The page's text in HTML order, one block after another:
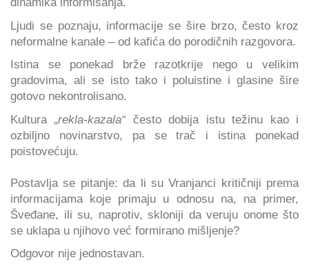
Ljudi se poznaju, informacije se šire brzo, često kroz
neformalne kanale – od kafića do porodičnih razgovora.
Istina se ponekad brže razotkrije nego u velikim
gradovima, ali se isto tako i poluistine i glasine šire
gotovo nekontrolisano.
Kultura „rekla-kazala“ često dobija istu težinu kao i
ozbiljno novinarstvo, pa se trač i istina ponekad
poistovećuju.
Postavlja se pitanje: da li su Vranjanci kritičniji prema
informacijama koje primaju u odnosu na, na primer,
Šveđane, ili su, naprotiv, skloniji da veruju onome što
se uklapa u njihovo već formirano mišljenje?
Odgovor nije jednostavan.